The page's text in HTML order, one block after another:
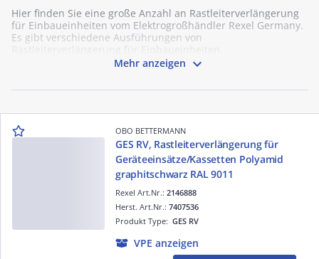
Hier finden Sie eine große Anzahl an Rastleiterverlängerung
für Einbaueinheiten vom Elektrogroßhändler Rexel Germany.
Es gibt verschiedene Ausführungen von
Rastleiterverlängerung für Einbaueinheiten.
Mehr anzeigen 
OBO BETTERMANN
GES RV, Rastleiterverlängerung für
Geräteeinsätze/Kassetten Polyamid
graphitschwarz RAL 9011
Rexel Art.Nr.: 2146888
Produkt Type: GES RV
Herst. Art.Nr.: 7407536
VPE anzeigen